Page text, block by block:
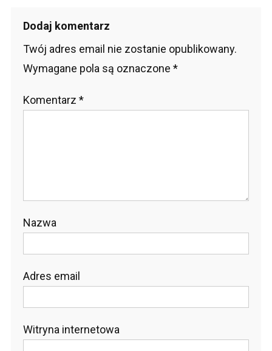
Dodaj komentarz
Twój adres email nie zostanie opublikowany.
Wymagane pola są oznaczone *
Komentarz *
Nazwa
Adres email
Witryna internetowa